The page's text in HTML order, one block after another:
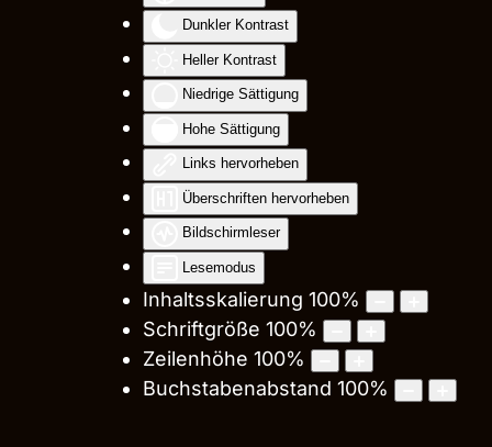
Dunkler Kontrast
Heller Kontrast
Niedrige Sättigung
Hohe Sättigung
Links hervorheben
Überschriften hervorheben
Bildschirmleser
Lesemodus
Inhaltsskalierung 100%
Schriftgröße 100%
Zeilenhöhe 100%
Buchstabenabstand 100%